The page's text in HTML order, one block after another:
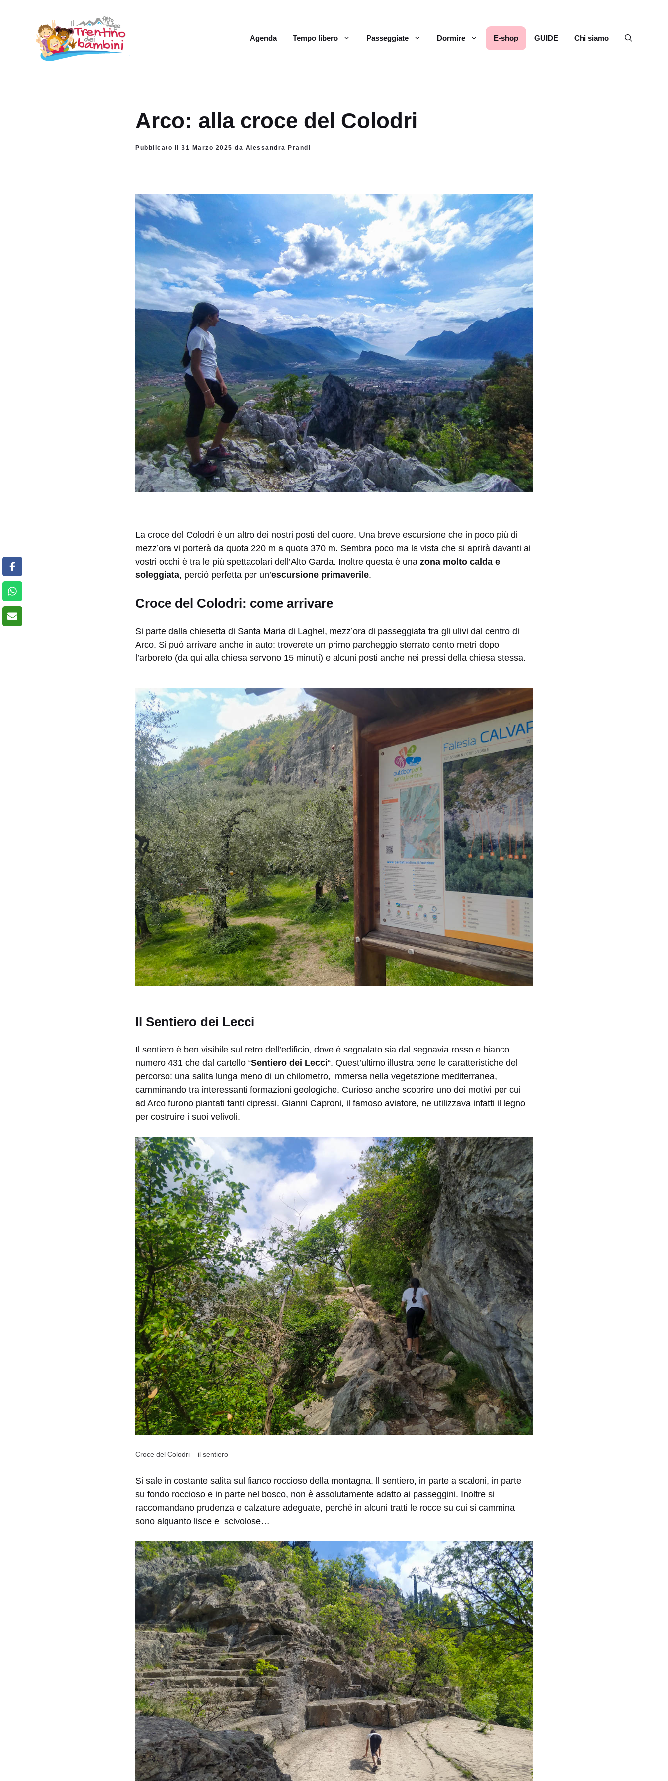
contenuto
Agenda Tempo libero Passeggiate Dormire E-shop GUIDE Chi siamo
Arco: alla croce del Colodri
Pubblicato il 31 Marzo 2025 da Alessandra Prandi
La croce del Colodri è un altro dei nostri posti del cuore. Una breve escursione che in poco più di
mezz’ora vi porterà da quota 220 m a quota 370 m. Sembra poco ma la vista che si aprirà davanti ai
vostri occhi è tra le più spettacolari dell’Alto Garda. Inoltre questa è una zona molto calda e
soleggiata, perciò perfetta per un’escursione primaverile.
Croce del Colodri: come arrivare
Si parte dalla chiesetta di Santa Maria di Laghel, mezz’ora di passeggiata tra gli ulivi dal centro di
Arco. Si può arrivare anche in auto: troverete un primo parcheggio sterrato cento metri dopo
l’arboreto (da qui alla chiesa servono 15 minuti) e alcuni posti anche nei pressi della chiesa stessa.
Il Sentiero dei Lecci
Il sentiero è ben visibile sul retro dell’edificio, dove è segnalato sia dal segnavia rosso e bianco
numero 431 che dal cartello “Sentiero dei Lecci“. Quest’ultimo illustra bene le caratteristiche del
percorso: una salita lunga meno di un chilometro, immersa nella vegetazione mediterranea,
camminando tra interessanti formazioni geologiche. Curioso anche scoprire uno dei motivi per cui
ad Arco furono piantati tanti cipressi. Gianni Caproni, il famoso aviatore, ne utilizzava infatti il legno
per costruire i suoi velivoli.
Croce del Colodri – il sentiero
Si sale in costante salita sul fianco roccioso della montagna. ll sentiero, in parte a scaloni, in parte
su fondo roccioso e in parte nel bosco, non è assolutamente adatto ai passeggini. Inoltre si
raccomandano prudenza e calzature adeguate, perché in alcuni tratti le rocce su cui si cammina
sono alquanto lisce e scivolose…